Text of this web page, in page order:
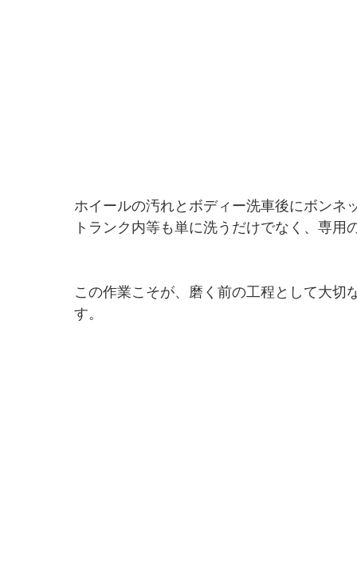
ホイールの汚れとボディー洗車後にボンネ
トランク内等も単に洗うだけでなく、専
この作業こそが、磨く前の工程として大
す。